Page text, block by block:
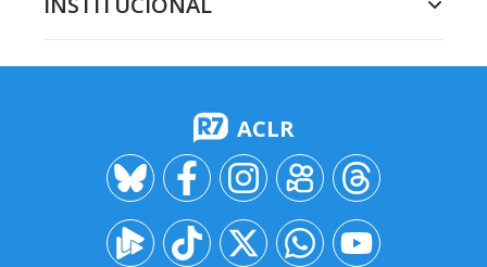
ACLR